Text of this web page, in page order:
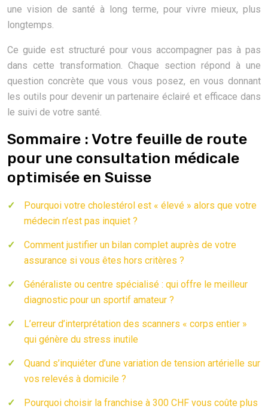
une vision de santé à long terme, pour vivre mieux, plus
longtemps.
Ce guide est structuré pour vous accompagner pas à pas
dans cette transformation. Chaque section répond à une
question concrète que vous vous posez, en vous donnant
les outils pour devenir un partenaire éclairé et efficace dans
le suivi de votre santé.
Sommaire : Votre feuille de route
pour une consultation médicale
optimisée en Suisse
Pourquoi votre cholestérol est « élevé » alors que votre
médecin n’est pas inquiet ?
Comment justifier un bilan complet auprès de votre
assurance si vous êtes hors critères ?
Généraliste ou centre spécialisé : qui offre le meilleur
diagnostic pour un sportif amateur ?
L’erreur d’interprétation des scanners « corps entier »
qui génère du stress inutile
Quand s’inquiéter d’une variation de tension artérielle sur
vos relevés à domicile ?
Pourquoi choisir la franchise à 300 CHF vous coûte plus